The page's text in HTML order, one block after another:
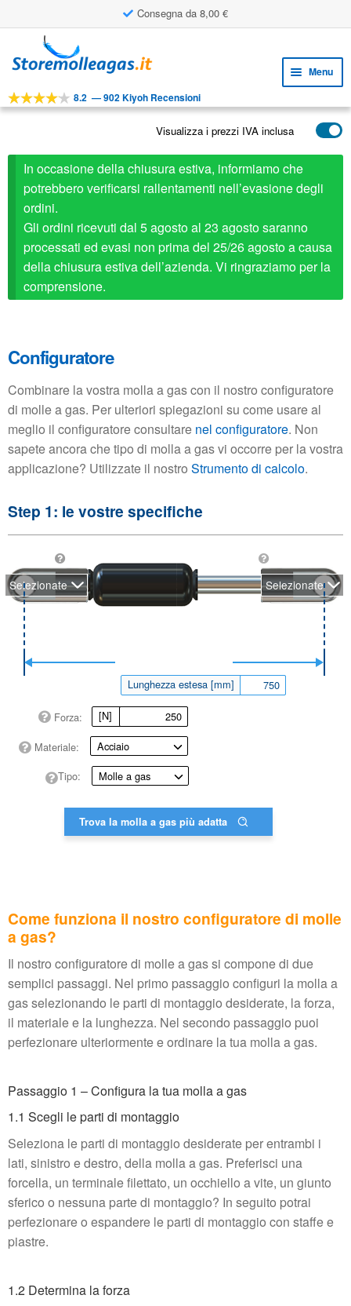
Consegna da 8,00 €
alla
al
Menu
STRUMENTI
il
menu
child
child
APPLICAZIONI
SERVIZIO CLIENTI
child
FAQ
8.2 —902 Kiyoh Recensioni
Visualizza i prezzi IVA inclusa
In occasione della chiusura estiva, informiamo che
potrebbero verificarsi rallentamenti nell’evasione degli
ordini.
Gli ordini ricevuti dal 5 agosto al 23 agosto saranno
processati ed evasi non prima del 25/26 agosto a causa
della chiusura estiva dell’azienda. Vi ringraziamo per la
comprensione.
Configuratore
Combinare la vostra molla a gas con il nostro configuratore
di molle a gas. Per ulteriori spiegazioni su come usare al
meglio il configuratore consultare nel configuratore. Non
sapete ancora che tipo di molla a gas vi occorre per la vostra
applicazione? Utilizzate il nostro Strumento di calcolo.
Step 1: le vostre specifiche
Selezionate Selezionate
Forza: [N]
Materiale:
Tipo:
Lunghezza estesa [mm]
Trova la molla a gas più adatta
Come funziona il nostro configuratore di molle
a gas?
Il nostro configuratore di molle a gas si compone di due
semplici passaggi. Nel primo passaggio configuri la molla a
gas selezionando le parti di montaggio desiderate, la forza,
il materiale e la lunghezza. Nel secondo passaggio puoi
perfezionare ulteriormente e ordinare la tua molla a gas.
Passaggio 1 – Configura la tua molla a gas
1.1 Scegli le parti di montaggio
Seleziona le parti di montaggio desiderate per entrambi i
lati, sinistro e destro, della molla a gas. Preferisci una
forcella, un terminale filettato, un occhiello a vite, un giunto
sferico o nessuna parte di montaggio? In seguito potrai
perfezionare o espandere le parti di montaggio con staffe e
piastre.
1.2 Determina la forza